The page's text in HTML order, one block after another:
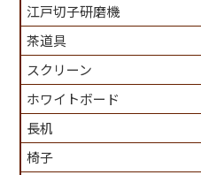
江戸切子研磨機
茶道具
スクリーン
ホワイトボード
長机
椅子